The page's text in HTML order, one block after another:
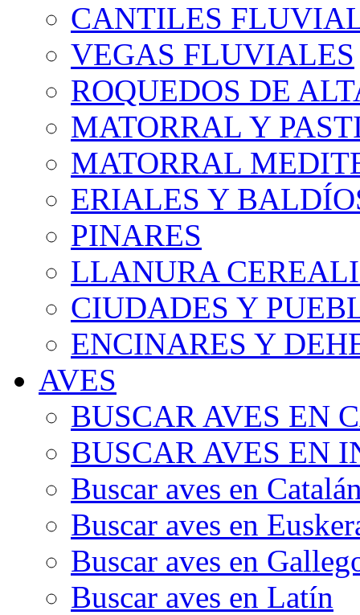
CANTILES
VEGAS FLUVIALES
ROQUEDOS DE
MATORRAL Y
MATORRAL
ERIALES Y
PINARES
LLANURA
CIUDADES Y
ENCINARES Y
AVES
BUSCAR AVES EN
BUSCAR AVES EN
Buscar aves en
Buscar aves en
Buscar aves en
Buscar aves en Latín